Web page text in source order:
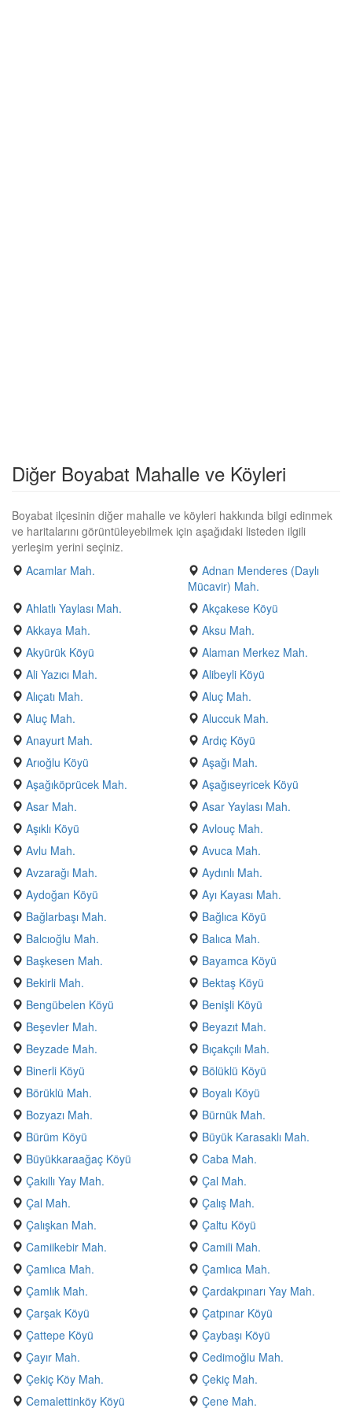
Diğer Boyabat Mahalle ve Köyleri
Boyabat ilçesinin diğer mahalle ve köyleri hakkında bilgi edinmek
ve haritalarını görüntüleyebilmek için aşağıdaki listeden ilgili
yerleşim yerini seçiniz.
Acamlar Mah.
Adnan Menderes (Daylı
Mücavir) Mah.
Ahlatlı Yaylası Mah.
Akçakese Köyü
Akkaya Mah.
Aksu Mah.
Akyürük Köyü
Alaman Merkez Mah.
Ali Yazıcı Mah.
Alibeyli Köyü
Alıçatı Mah.
Aluç Mah.
Aluç Mah.
Aluccuk Mah.
Anayurt Mah.
Ardıç Köyü
Arıoğlu Köyü
Aşağı Mah.
Aşağıköprücek Mah.
Aşağıseyricek Köyü
Asar Mah.
Asar Yaylası Mah.
Aşıklı Köyü
Avlouç Mah.
Avlu Mah.
Avuca Mah.
Avzarağı Mah.
Aydınlı Mah.
Aydoğan Köyü
Ayı Kayası Mah.
Bağlarbaşı Mah.
Bağlıca Köyü
Balcıoğlu Mah.
Balıca Mah.
Başkesen Mah.
Bayamca Köyü
Bekirli Mah.
Bektaş Köyü
Bengübelen Köyü
Benişli Köyü
Beşevler Mah.
Beyazıt Mah.
Beyzade Mah.
Bıçakçılı Mah.
Binerli Köyü
Bölüklü Köyü
Börüklü Mah.
Boyalı Köyü
Bozyazı Mah.
Bürnük Mah.
Bürüm Köyü
Büyük Karasaklı Mah.
Büyükkaraağaç Köyü
Caba Mah.
Çakıllı Yay Mah.
Çal Mah.
Çal Mah.
Çalış Mah.
Çalışkan Mah.
Çaltu Köyü
Camiikebir Mah.
Camili Mah.
Çamlıca Mah.
Çamlıca Mah.
Çamlık Mah.
Çardakpınarı Yay Mah.
Çarşak Köyü
Çatpınar Köyü
Çattepe Köyü
Çaybaşı Köyü
Çayır Mah.
Cedimoğlu Mah.
Çekiç Köy Mah.
Çekiç Mah.
Cemalettinköy Köyü
Çene Mah.